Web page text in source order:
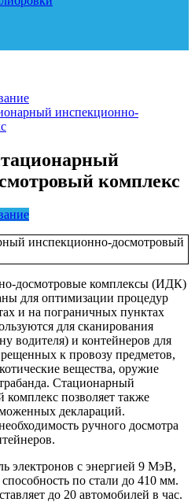
инспекционно-
тационарный
комплекс
досмотровые комплексы (ИДК)
для оптимизации процедур
и на пограничных пунктах
для сканирования
водителя) и контейнеров для
к провозу предметов,
вещества, оружие
Стационарный
позволяет также
деклараций.
ручного досмотра
электронов с энергией 9 МэВ,
по стали до 410 мм.
до 20 автомобилей в час.